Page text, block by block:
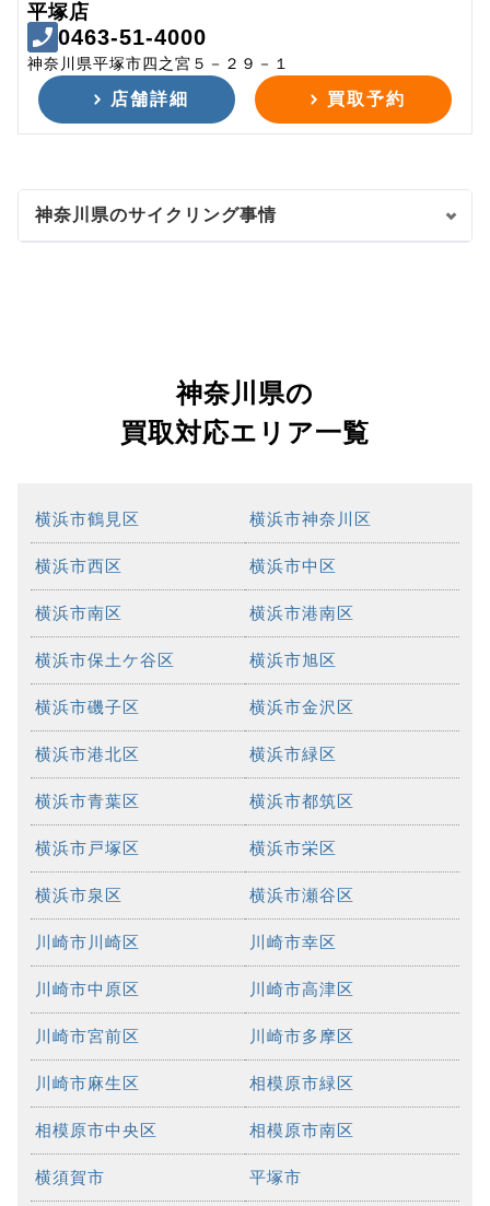
平塚店
0463-51-4000
神奈川県平塚市四之宮５－２９－１
店舗詳細 買取予約
神奈川県のサイクリング事情
神奈川県の
買取対応エリア一覧
横浜市鶴見区 横浜市神奈川区
横浜市西区 横浜市中区
横浜市南区 横浜市港南区
横浜市保土ケ谷区 横浜市旭区
横浜市磯子区 横浜市金沢区
横浜市港北区 横浜市緑区
横浜市青葉区 横浜市都筑区
横浜市戸塚区 横浜市栄区
横浜市泉区 横浜市瀬谷区
川崎市川崎区 川崎市幸区
川崎市中原区 川崎市高津区
川崎市宮前区 川崎市多摩区
川崎市麻生区 相模原市緑区
相模原市中央区 相模原市南区
横須賀市 平塚市